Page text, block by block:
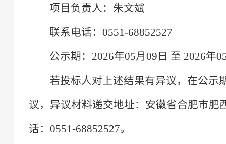
项目负责人：朱文斌
联系电话：0551-68852527
公示期：2026年05月09日 至 2026年
若投标人对上述结果有异议，在公示
议，异议材料递交地址：安徽省合肥市
话： 0551-68852527。